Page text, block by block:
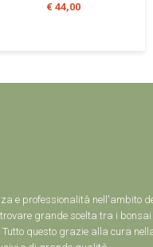
€ 44,00
e professionalità nell'ambito
grande scelta tra i bonsai
questo grazie alla cura